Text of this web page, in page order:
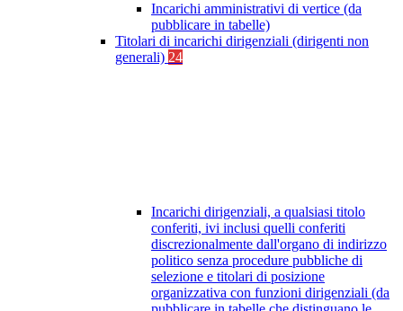
Incarichi amministrativi di vertice (da
pubblicare in tabelle)
Titolari di incarichi dirigenziali (dirigenti non
generali) 24
Incarichi dirigenziali, a qualsiasi titolo
conferiti, ivi inclusi quelli conferiti
discrezionalmente dall'organo di indirizzo
politico senza procedure pubbliche di
selezione e titolari di posizione
organizzativa con funzioni dirigenziali (da